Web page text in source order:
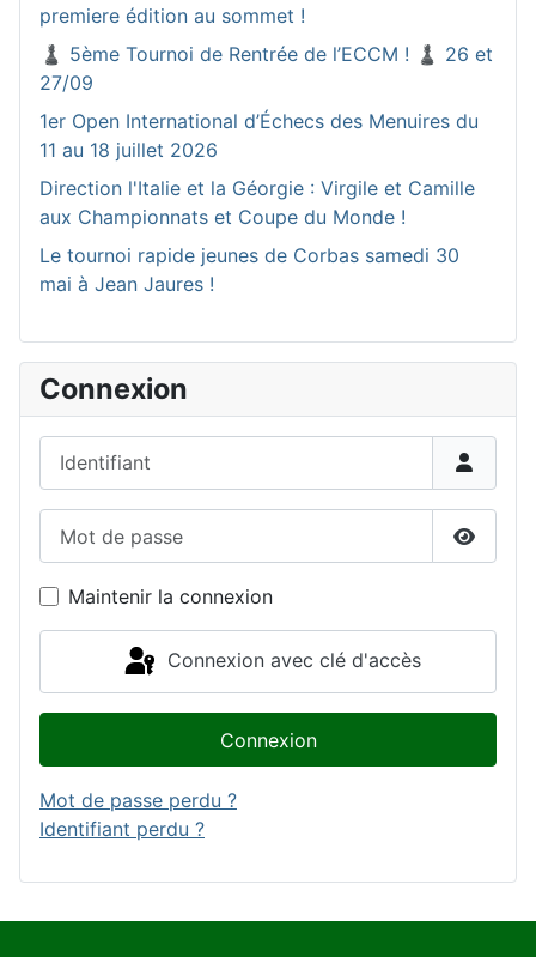
premiere édition au sommet !
♟️ 5ème Tournoi de Rentrée de l’ECCM ! ♟️ 26 et
27/09
1er Open International d’Échecs des Menuires du
11 au 18 juillet 2026
Direction l'Italie et la Géorgie : Virgile et Camille
aux Championnats et Coupe du Monde !
Le tournoi rapide jeunes de Corbas samedi 30
mai à Jean Jaures !
Connexion
Maintenir la connexion
Connexion avec clé d'accès
Connexion
Mot de passe perdu ?
Identifiant perdu ?